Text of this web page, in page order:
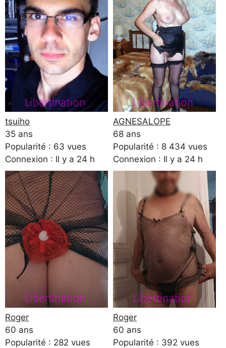
tsuiho
35 ans
Popularité : 63 vues
Connexion : Il y a 24 h
AGNESALOPE
68 ans
Popularité : 8 434 vues
Connexion : Il y a 24 h
Roger
60 ans
Popularité : 282 vues
Roger
60 ans
Popularité : 392 vues